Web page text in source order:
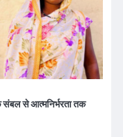
संबल से आत्मनिर्भरता तक